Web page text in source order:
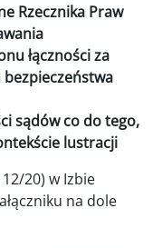
Rzecznika Praw
łączności za
bezpieczeństwa
sądów co do tego,
lustracji
20) w Izbie
na dole